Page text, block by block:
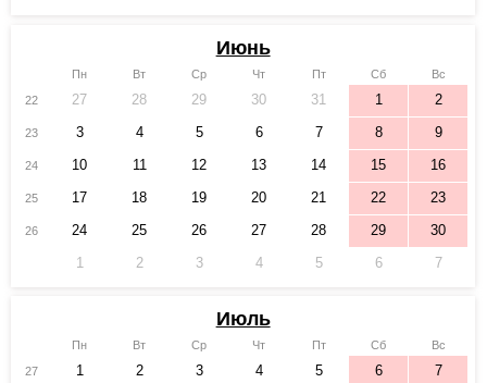
Июнь
Пн Вт Ср Чт Пт Сб
Вс
22
27 28 29 30 31 1 2
23 3 4 5 6 7 8 9
24 10 11 12 13 14 15 16
25 17 18 19 20 21 22 23
26 24 25 26 27 28 29
30
1
2 3 4 5 6 7
Июль
Пн Вт Ср Чт Пт Сб
Вс
27
1 2 3 4 5 6 7